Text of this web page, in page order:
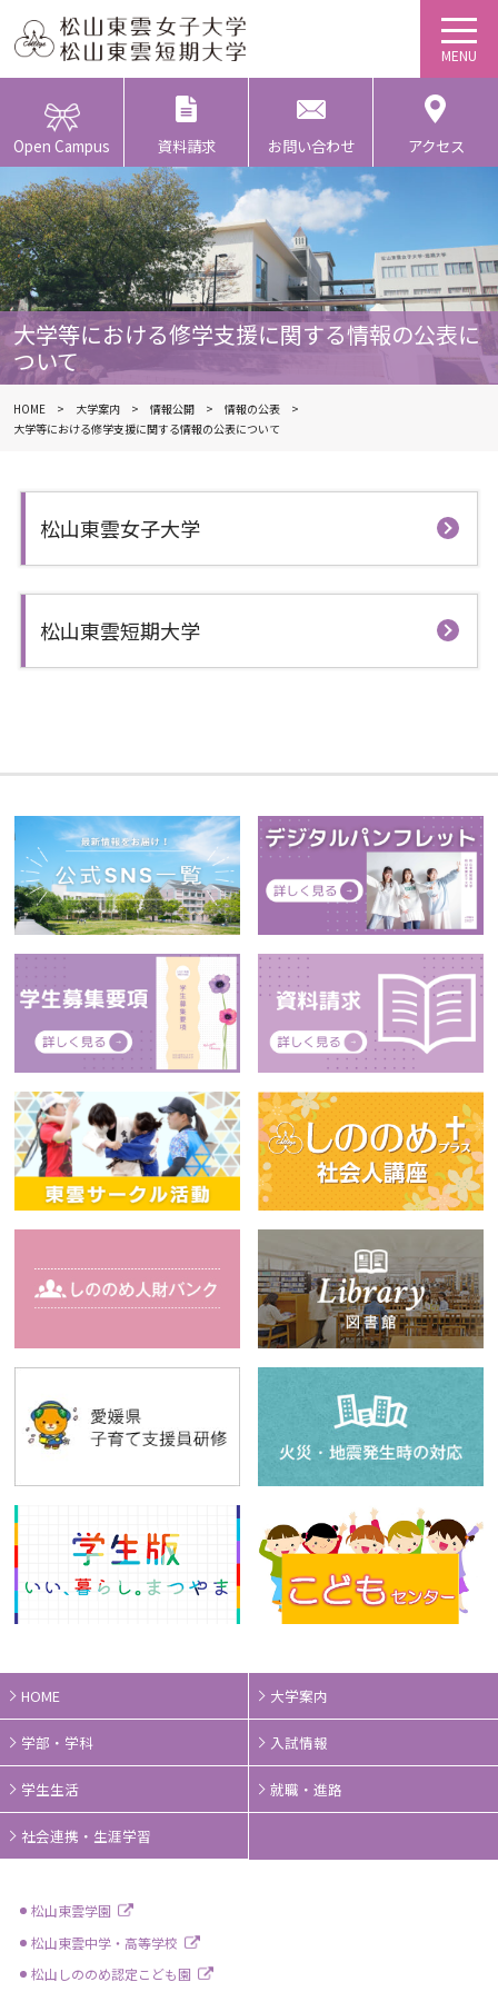
Open Campus 資料請求 お問い合わせ アクセス
大学等における修学支援に関する情報の公表に
ついて
HOME 大学案内 情報公開
情報の公表
大学等における修学支援に関する情報の公表について
松山東雲女子大学
松山東雲短期大学
HOME 大学案内
学部・学科 入試情報
学生生活 就職・進路
社会連携・生涯学習
松山東雲学園
松山東雲中学・高等学校
松山しののめ認定こども園